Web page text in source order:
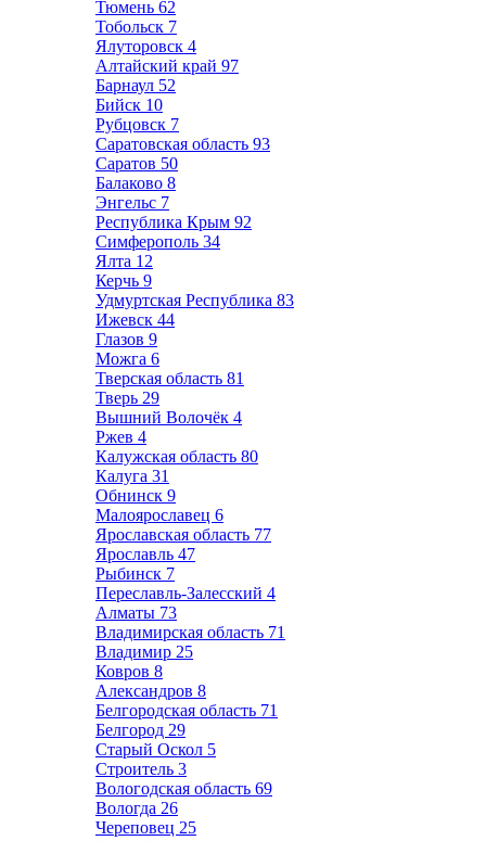
Тюмень 62
Тобольск 7
Ялуторовск 4
Алтайский край 97
Барнаул 52
Бийск 10
Рубцовск 7
Саратовская область 93
Саратов 50
Балаково 8
Энгельс 7
Республика Крым 92
Симферополь 34
Ялта 12
Керчь 9
Удмуртская Республика 83
Ижевск 44
Глазов 9
Можга 6
Тверская область 81
Тверь 29
Вышний Волочёк 4
Ржев 4
Калужская область 80
Калуга 31
Обнинск 9
Малоярославец 6
Ярославская область 77
Ярославль 47
Рыбинск 7
Переславль-Залесский 4
Алматы 73
Владимирская область 71
Владимир 25
Ковров 8
Александров 8
Белгородская область 71
Белгород 29
Старый Оскол 5
Строитель 3
Вологодская область 69
Вологда 26
Череповец 25